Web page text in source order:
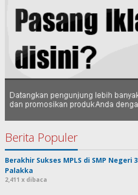
Berita Populer
Berakhir Sukses MPLS di SMP Negeri 3
Palakka
2,411 x dibaca